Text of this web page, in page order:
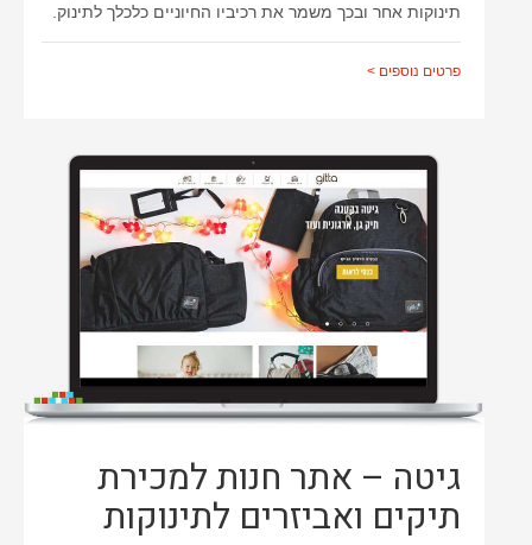
תינוקות אחר ובכך משמר את רכיביו החיוניים כלכלך לתינוק.
פרטים נוספים >
גיטה – אתר חנות למכירת
תיקים ואביזרים לתינוקות